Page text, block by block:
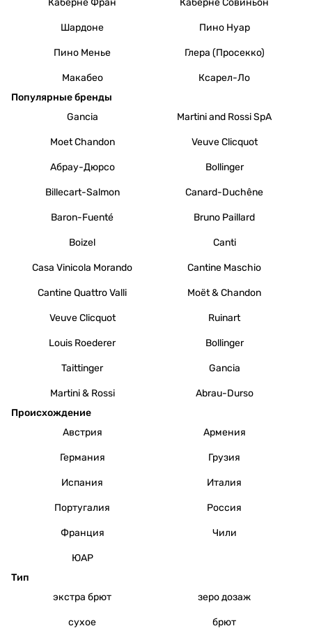
Шардоне Пино Нуар
Пино Менье Глера (Просекко)
Макабео
Ксарел-Ло
Популярные бренды
Gancia
Martini and Rossi SpA
Moet Chandon Veuve Clicquot
Абрау-Дюрсо Bollinger
Billecart-Salmon Canard-Duchêne
Baron-Fuenté Bruno Paillard
Boizel Canti
Casa Vinicola Morando Cantine Maschio
Cantine Quattro Valli Moët & Chandon
Veuve Clicquot Ruinart
Louis Roederer Bollinger
Taittinger Gancia
Martini & Rossi
Abrau-Durso
Происхождение
Австрия
Армения
Германия Грузия
Испания Италия
Португалия Россия
Франция Чили
ЮАР
Тип
экстра брют
зеро дозаж
сухое брют